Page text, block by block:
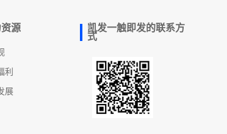
源
利
展
凯发一触即发的联系方
式